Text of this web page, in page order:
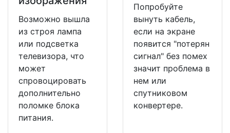
Возможно вышла
из строя лампа
или подсветка
телевизора, что
может
спровоцировать
дополнительно
поломке блока
питания.
Попробуйте
вынуть кабель,
если на экране
появится "потерян
сигнал" без помех
значит проблема в
нем или
спутниковом
конвертере.